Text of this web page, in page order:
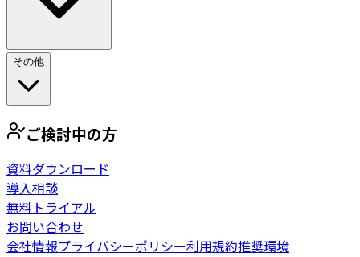
その他
ご検討中の方
資料ダウンロード
導入相談
無料トライアル
お問い合わせ
会社情報プライバシーポリシー利用規約推奨環境